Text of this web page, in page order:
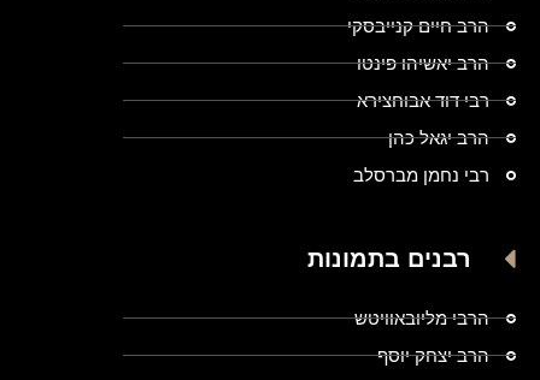
הרב חיים קנייבסקי
הרב יאשיהו פינטו
רבי דוד אבוחצירא
הרב יגאל כהן
רבי נחמן מברסלב
רבנים בתמונות
הרבי מליובאוויטש
הרב יצחק יוסף